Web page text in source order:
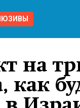
на
как